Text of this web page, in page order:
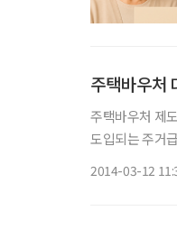
주택바우처
주택바우처 제도가 올 10월부터 확대된다. 12
도입되는 주거급여(주택바
2014-03-12